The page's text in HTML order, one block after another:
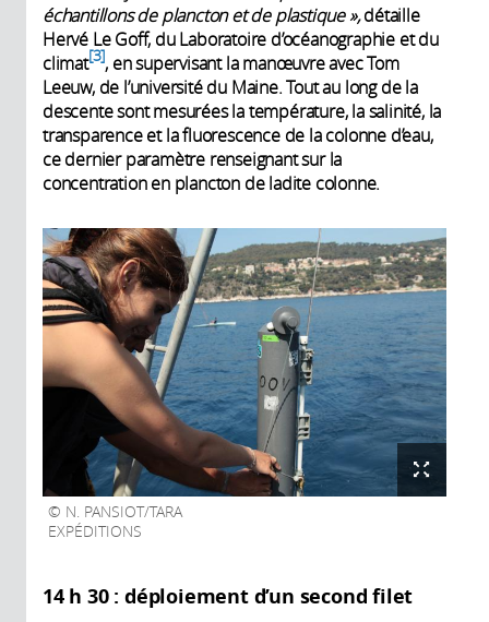
échantillons de plancton et de plastique »,détaille
Hervé Le Goff, du Laboratoire d’océanographie et du
climat 3 , en supervisant la manœuvre avec Tom
Leeuw, de l’université du Maine. Tout au long de la
descente sont mesurées la température, la salinité, la
transparence et la fluorescence de la colonne d’eau,
ce dernier paramètre renseignant sur la
concentration en plancton de ladite colonne.
N. PANSIOT/TARA
EXPÉDITIONS
14 h 30 : déploiement d’un second filet